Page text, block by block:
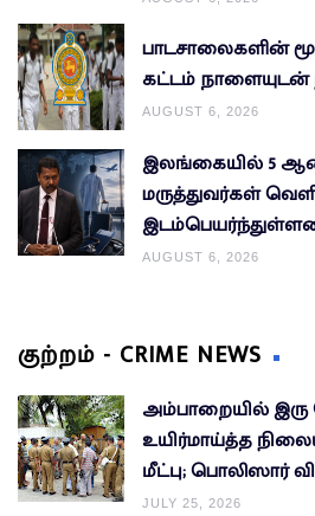
பாடசாலைகளின்
கட்டம் நாளையுடன்
AUGUST 6, 2026
இலங்கையில் 5
மருத்துவர்கள்
AUGUST 6, 2026
குற்றம் - CRIME NEWS
அம்பாறையில் இரு
உயிர்மாய்த்த
மீட்பு; பொலிஸார்
JULY 25, 2026